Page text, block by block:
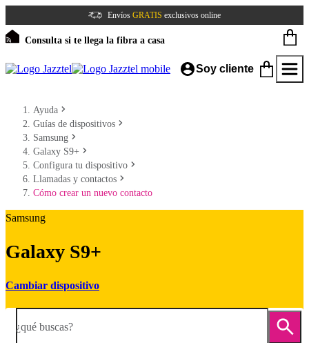
Envíos GRATIS exclusivos online
Consulta si te llega la fibra a casa
Soy cliente
Ayuda
Guías de dispositivos
Samsung
Galaxy S9+
Configura tu dispositivo
Llamadas y contactos
Cómo crear un nuevo contacto
Samsung
Galaxy S9+
Cambiar dispositivo
¿qué buscas?